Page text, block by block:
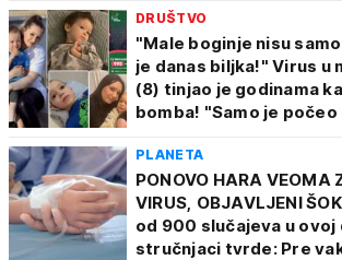
DRUŠTVO
"Male boginje nisu
je danas biljka!" Virus u
(8) tinjao je godinama
bomba! "Samo je počeo
PLANETA
PONOVO HARA VEOMA
VIRUS, OBJAVLJENI
od 900 slučajeva u ovoj
stručnjaci tvrde: Pre